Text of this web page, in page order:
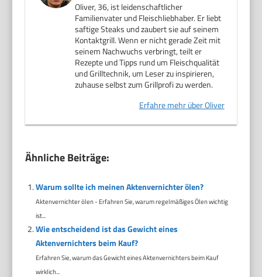
Oliver, 36, ist leidenschaftlicher
Familienvater und Fleischliebhaber. Er liebt
saftige Steaks und zaubert sie auf seinem
Kontaktgrill. Wenn er nicht gerade Zeit mit
seinem Nachwuchs verbringt, teilt er
Rezepte und Tipps rund um Fleischqualität
und Grilltechnik, um Leser zu inspirieren,
zuhause selbst zum Grillprofi zu werden.
Erfahre mehr über Oliver
Ähnliche Beiträge:
Warum sollte ich meinen Aktenvernichter ölen?
Aktenvernichter ölen - Erfahren Sie, warum regelmäßiges Ölen wichtig
ist...
Wie entscheidend ist das Gewicht eines
Aktenvernichters beim Kauf?
Erfahren Sie, warum das Gewicht eines Aktenvernichters beim Kauf
wirklich...